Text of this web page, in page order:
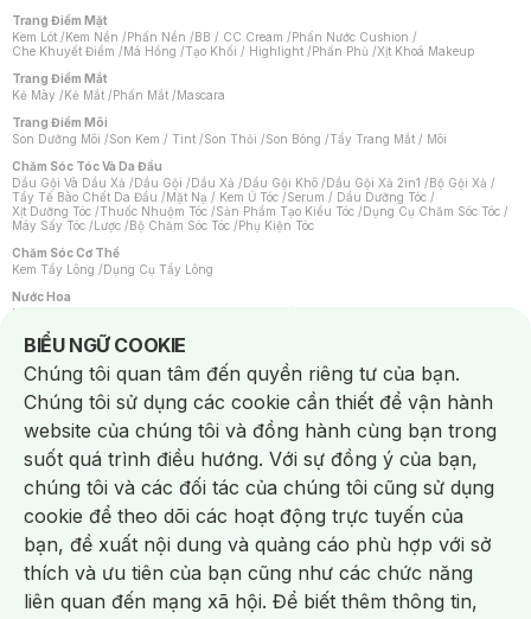
Trang Điểm Mặt
Kem Lót /Kem Nền /Phấn Nền /BB / CC Cream /Phấn Nước Cushion /
Che Khuyết Điểm /Má Hồng /Tạo Khối / Highlight /Phấn Phủ /Xịt Khoá Makeup
Trang Điểm Mắt
Kẻ Mày /Kẻ Mắt /Phấn Mắt /Mascara
Trang Điểm Môi
Son Dưỡng Môi /Son Kem / Tint /Son Thỏi /Son Bóng /Tẩy Trang Mắt / Môi
Chăm Sóc Tóc Và Da Đầu
Dầu Gội Và Dầu Xả /Dầu Gội /Dầu Xả /Dầu Gội Khô /Dầu Gội Xả 2in1 /Bộ Gội Xả /
Tẩy Tế Bào Chết Da Đầu /Mặt Nạ / Kem Ủ Tóc /Serum / Dầu Dưỡng Tóc /
Xịt Dưỡng Tóc /Thuốc Nhuộm Tóc /Sản Phẩm Tạo Kiểu Tóc /Dụng Cụ Chăm Sóc Tóc /
Máy Sấy Tóc /Lược /Bộ Chăm Sóc Tóc /Phụ Kiện Tóc
Chăm Sóc Cơ Thể
Kem Tẩy Lông /Dụng Cụ Tẩy Lông
Nước Hoa
Nước Hoa Nữ
Chăm Sóc Cá Nhân
Chống Muỗi /Khẩu Trang /Máy Massage/Mặt Nạ Xông Hơi /Nước Rửa Tay/
Sản Phẩm Chăm Sóc Khác /Bàn Chải Đánh Răng /Bàn Chải Điện/
Hỗ Trợ Trắng Răng/Kem Đánh Răng /Máy Tăm Nước/ Nước Súc Miệng/
Tăm / Chỉ Nha Khoa/ Xịt Thơm Miệng / Dung Dịch Vệ Sinh/Dưỡng Vùng Kín/
Khăn Ướt Vệ Sinh Vùng Kín/Băng Vệ Sinh/Tampon/Bọt Cạo Râu /Dao Cạo Râu/
Máy Cạo Râu
Vấn Đề Về Da
Da Dầu / Lỗ Chân Lông To/ Da Khô / Mất Nước/ Da Lão Hóa/ Da Mụn/
Da Nhạy Cảm / Kích Ứng
Da Xỉn Màu Thâm / Nám / Tàn Nhang
Quầng Thâm & Bọng Mắt /Sẹo /Viêm Da Cơ Địa
Dụng Cụ / Phụ Kiện Chăm Sóc Da
Bông Tẩy Trang
Khăn Lau Mặt Khô Dụng Cụ / Máy Rửa Mặt Máy Chăm Sóc Da
Dụng Cụ Chăm Sóc Khác
BIỂU NGỮ COOKIE
Notice about cookies usage
Chúng tôi quan tâm đến quyền riêng tư của bạn.
Chúng tôi sử dụng các cookie cần thiết để vận hành
website của chúng tôi và đồng hành cùng bạn trong
suốt quá trình điều hướng. Với sự đồng ý của bạn,
chúng tôi và các đối tác của chúng tôi cũng sử dụng
cookie để theo dõi các hoạt động trực tuyến của
bạn, đề xuất nội dung và quảng cáo phù hợp với sở
thích và ưu tiên của bạn cũng như các chức năng
liên quan đến mạng xã hội. Để biết thêm thông tin,